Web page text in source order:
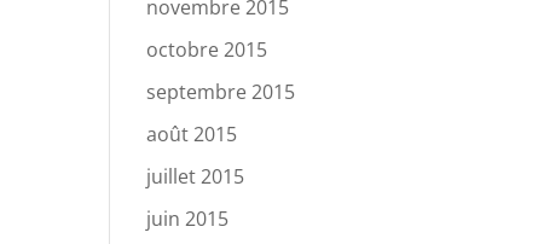
novembre 2015
octobre 2015
septembre 2015
août 2015
juillet 2015
juin 2015